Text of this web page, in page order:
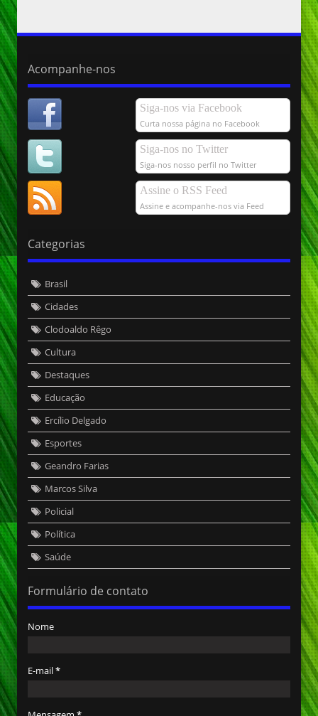
Acompanhe-nos
Siga-nos via Facebook
Curta nossa página no Facebook
Siga-nos no Twitter
Siga-nos nosso perfil no Twitter
Assine o RSS Feed
Assine e acompanhe-nos via Feed
Categorias
Brasil
Cidades
Clodoaldo Rêgo
Cultura
Destaques
Educação
Ercílio Delgado
Esportes
Geandro Farias
Marcos Silva
Policial
Política
Saúde
Formulário de contato
Nome
E-mail*